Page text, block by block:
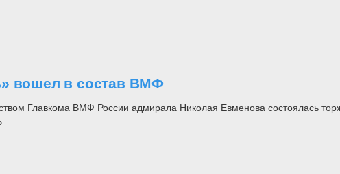
вошел в состав ВМФ
Главкома ВМФ России адмирала Николая Евменова состоялась